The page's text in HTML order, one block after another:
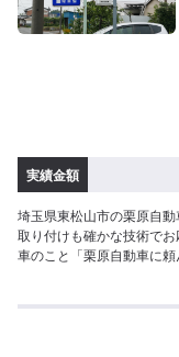
実績金額
埼玉県東松山市の栗原自
取り付けも確かな技術で
車のこと「栗原自動車に
細にてパーツの情報やお